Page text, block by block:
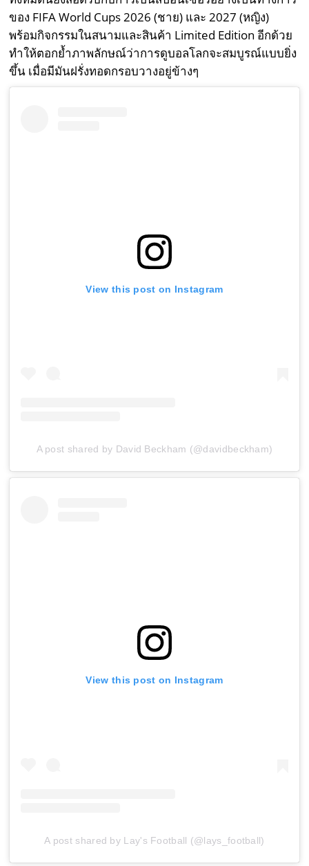
ของ FIFA World Cups 2026 (ชาย) และ 2027 (หญิง)
พร้อมกิจกรรมในสนามและสินค้า Limited Edition อีกด้วย
ทำให้ตอกย้ำภาพลักษณ์ว่าการดูบอลโลกจะสมบูรณ์แบบยิ่ง
ขึ้น เมื่อมีมันฝรั่งทอดกรอบวางอยู่ข้างๆ
View this post on Instagram
A post shared by David Beckham (@davidbeckham)
View this post on Instagram
A post shared by Lay's Football (@lays_football)